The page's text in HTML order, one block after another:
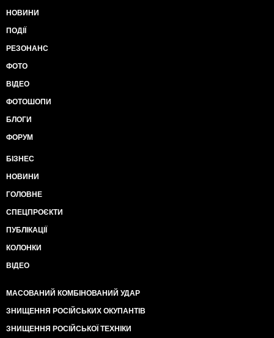
НОВИНИ
ПОДІЇ
РЕЗОНАНС
ФОТО
ВІДЕО
ФОТОШОПИ
БЛОГИ
ФОРУМ
БІЗНЕС
НОВИНИ
ГОЛОВНЕ
СПЕЦПРОЄКТИ
ПУБЛІКАЦІЇ
КОЛОНКИ
ВІДЕО
МАСОВАНИЙ КОМБІНОВАНИЙ УДАР
ЗНИЩЕННЯ РОСІЙСЬКИХ ОКУПАНТІВ
ЗНИЩЕННЯ РОСІЙСЬКОЇ ТЕХНІКИ